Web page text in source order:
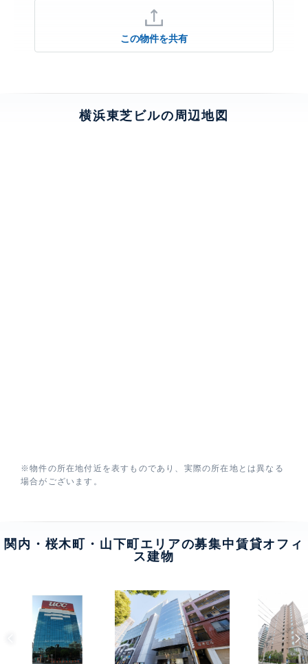
この物件を共有
横浜東芝ビルの周辺地図
※物件の所在地付近を表すものであり、実際の所在地とは異なる
場合がございます。
関内・桜木町・山下町エリアの募集中賃貸オフィ
ス建物